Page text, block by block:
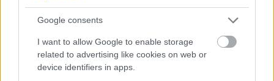
Google consents
I want to allow Google to enable storage
related to advertising like cookies on web or
device identifiers in apps.
Για την Alpha Bank η τιμή-στόχος διαμορφώνεται
σε 4,80 ευρώ (από 4,45 ευρώ), για την Τρ.
Πειραιώς στα 10,15 ευρώ (από 8,95 ευρώ) και για
την Εθνική Τράπεζα στα 17,10 ευρώ (από 15,95